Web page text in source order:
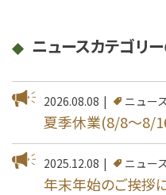
ニュースカテゴリ
2026.08.08 ニュー
夏季休業(8/8～8/
2025.12.08 ニュー
年末年始のご挨拶